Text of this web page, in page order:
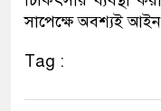
সাপেক্ষে অবশ্যই
Tag :